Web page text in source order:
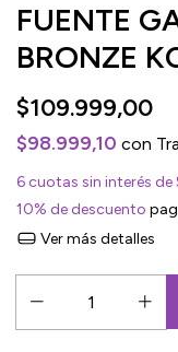
FUENTE
BRONZE
$109.999,00
$98.999,10 con
6cuotas sin interés de
10% de descuento
Ver más detalles